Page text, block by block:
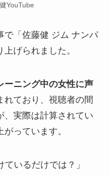
YouTube
で「佐藤健 ジム ナンパ
げられました。
ーニング中の女性に声
れており、視聴者の間
、実際は計算されてい
っています。
いるだけでは？」